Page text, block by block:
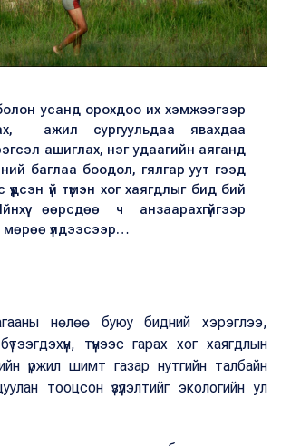
усанд орохдоо их хэмжээгээр
ажил сургуульдаа явахдаа
ашиглах, нэг удаагийн аяганд
баглаа боодол, гялгар уут гээд
үй түмэн хог хаягдлыг бид бий
өөрсдөө ч анзаарахгүйгээр
мөрөө үлдээсээр…
нөлөө буюу бидний хэрэглээ,
түүнээс гарах хог хаягдлын
үржил шимт газар нутгийн талбайн
тооцсон үзүүлэлтийг экологийн ул